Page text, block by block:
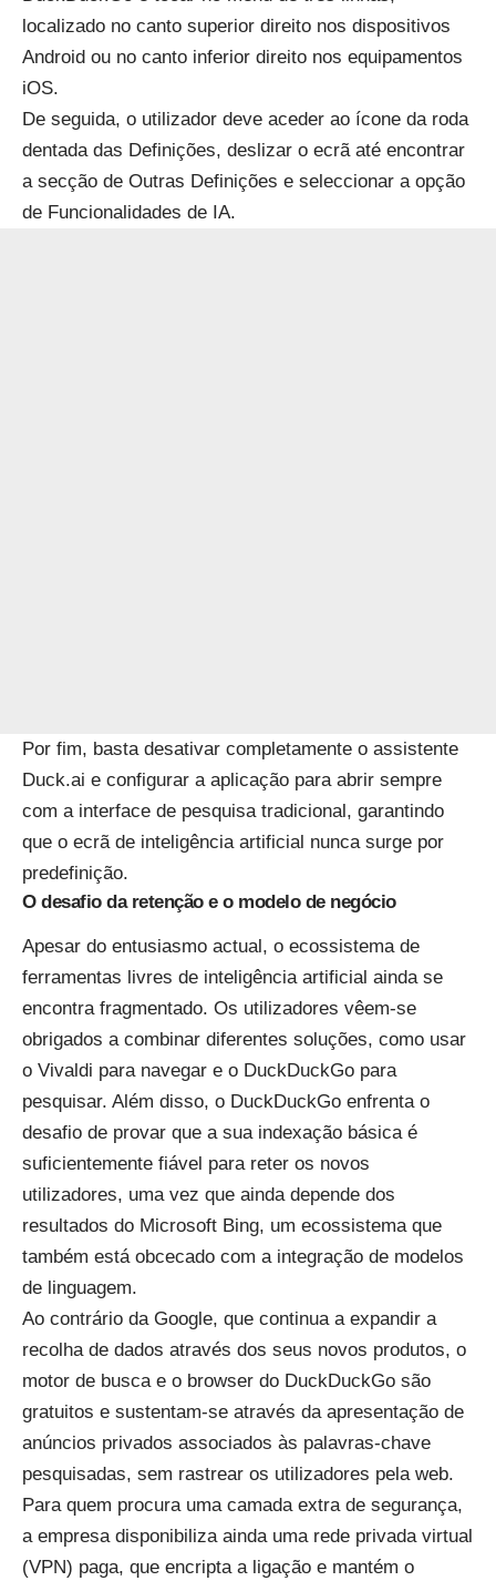
localizado no canto superior direito nos dispositivos
Android ou no canto inferior direito nos equipamentos
iOS.
De seguida, o utilizador deve aceder ao ícone da roda
dentada das Definições, deslizar o ecrã até encontrar
a secção de Outras Definições e seleccionar a opção
de Funcionalidades de IA.
Por fim, basta desativar completamente o assistente
Duck.ai e configurar a aplicação para abrir sempre
com a interface de pesquisa tradicional, garantindo
que o ecrã de inteligência artificial nunca surge por
predefinição.
O desafio da retenção e o modelo de negócio
Apesar do entusiasmo actual, o ecossistema de
ferramentas livres de inteligência artificial ainda se
encontra fragmentado. Os utilizadores vêem-se
obrigados a combinar diferentes soluções, como usar
o Vivaldi para navegar e o DuckDuckGo para
pesquisar. Além disso, o DuckDuckGo enfrenta o
desafio de provar que a sua indexação básica é
suficientemente fiável para reter os novos
utilizadores, uma vez que ainda depende dos
resultados do Microsoft Bing, um ecossistema que
também está obcecado com a integração de modelos
de linguagem.
Ao contrário da Google, que continua a expandir a
recolha de dados através dos seus novos produtos, o
motor de busca e o browser do DuckDuckGo são
gratuitos e sustentam-se através da apresentação de
anúncios privados associados às palavras-chave
pesquisadas, sem rastrear os utilizadores pela web.
Para quem procura uma camada extra de segurança,
a empresa disponibiliza ainda uma rede privada virtual
(VPN) paga, que encripta a ligação e mantém o